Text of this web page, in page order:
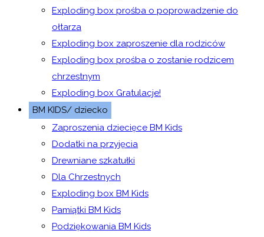
Exploding box prośba o poprowadzenie do
ołtarza
Exploding box zaproszenie dla rodziców
Exploding box prośba o zostanie rodzicem
chrzestnym
Exploding box Gratulacje!
BM KIDS/ dziecko
Zaproszenia dziecięce BM Kids
Dodatki na przyjęcia
Drewniane szkatułki
Dla Chrzestnych
Exploding box BM Kids
Pamiątki BM Kids
Podziękowania BM Kids